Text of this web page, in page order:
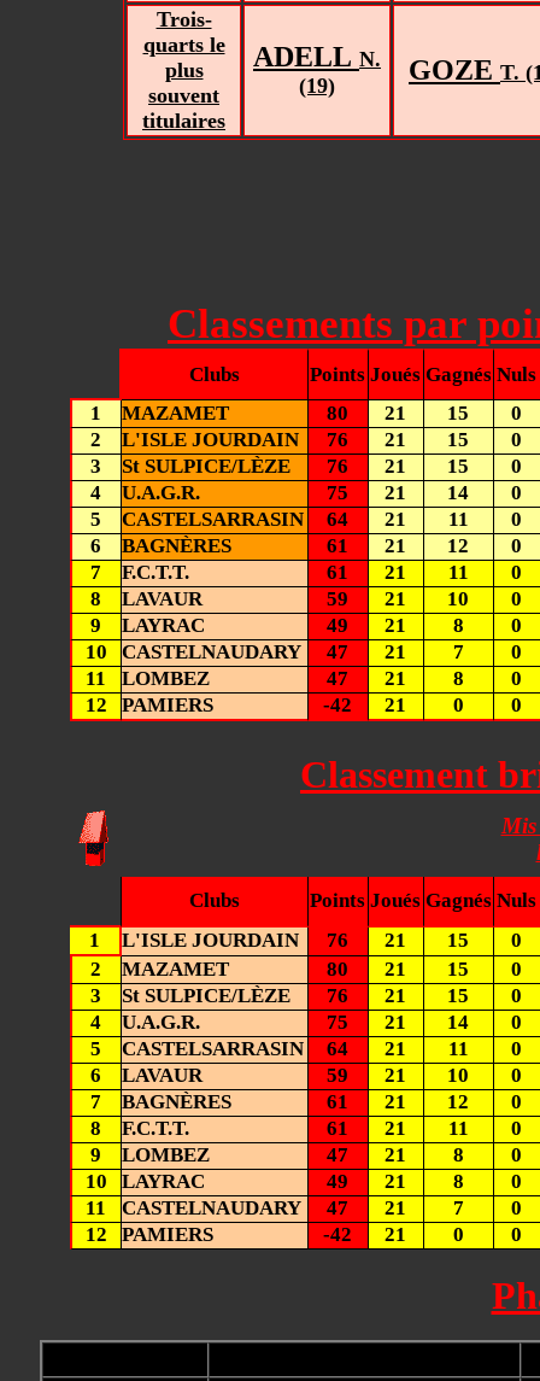
Trois-
quarts le
plus
souvent
titulaires
ADELL N.
(19)
GOZE T.
Classements par
Clubs Points Joués Gagnés Nuls
1
MAZAMET 80 21 15
0
2
L'ISLE JOURDAIN 76 21 15
0
3
St SULPICE/LÈZE 76 21 15
0
4
U.A.G.R. 75 21 14
0
5
CASTELSARRASIN 64 21 11
0
6
BAGNÈRES 61 21 12
0
7
F.C.T.T. 61 21 11
0
8
LAVAUR 59 21 10
0
9
LAYRAC 49 21 8
0
10
CASTELNAUDARY 47 21 7
0
11
LOMBEZ 47 21 8
0
12
PAMIERS -42 21 0 0
Classement
Clubs Points Joués Gagnés Nuls
1
L'ISLE JOURDAIN 76 21 15
0
2
MAZAMET 80 21 15
0
3
St SULPICE/LÈZE 76 21 15
0
4
U.A.G.R. 75 21 14
0
5
CASTELSARRASIN 64 21 11
0
6
LAVAUR 59 21 10
0
7
BAGNÈRES 61 21 12
0
8
F.C.T.T. 61 21 11
0
9
LOMBEZ 47 21 8
0
10
LAYRAC 49 21 8
0
11
CASTELNAUDARY 47 21 7
0
12
PAMIERS -42 21 0 0